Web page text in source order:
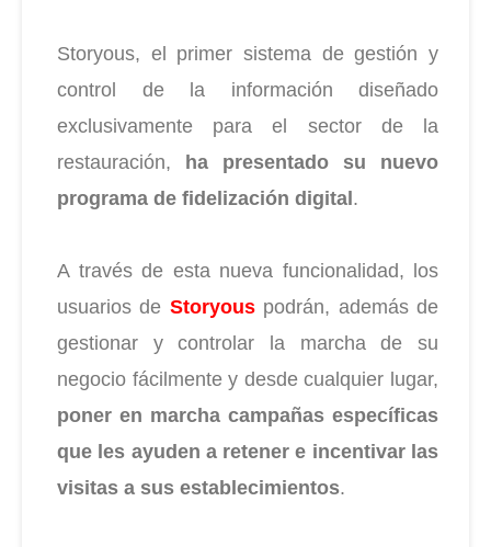
Storyous, el primer sistema de gestión y
control de la información diseñado
exclusivamente para el sector de la
restauración,
ha presentado su nuevo
programa de fidelización digital .
A través de esta nueva funcionalidad, los
usuarios de Storyouspodrán, además de
gestionar y controlar la marcha de su
negocio fácilmente y desde cualquier lugar,
poner en marcha campañas específicas
que les ayuden a retener e incentivar las
visitas a sus establecimientos.